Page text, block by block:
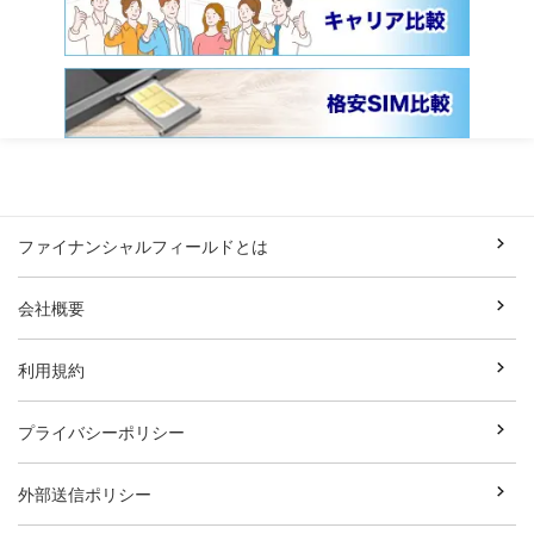
ファイナンシャルフィールドとは
会社概要
利用規約
プライバシーポリシー
外部送信ポリシー